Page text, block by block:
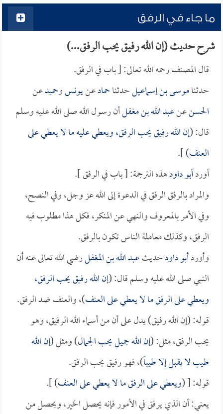
ما جاء في الرفق
شرح حديث (إن الله رفيق يحب الرفق...)
قال المصنف رحمه الله تعالى: [ باب في الرفق.
حدثناموسى بن إسماعيلحدثناحمادعنيونسوحميدعن
الحسنعنعبد الله بن مغفلأن رسول الله صلى الله عليه وسلم
قال: (إن الله رفيق يحب الرفق، ويعطي عليه ما لا يعطي على
العنف) ].
أوردأبو داودهذه الترجمة: [ باب في الرفق ].
والمراد بالرفق الرفق في الدعوة إلى الله عز وجل، وفي النصح،
وفي الأمر بالمعروف والنهي عن المنكر، فكل هذا مطلوب فيه
الرفق، وكذلك معاملة الناس تكون بالرفق.
وأوردأبو داودحديثعبد الله بن المغفلرضي الله تعالى عنه أن
النبي صلى الله عليه وسلم قال: (إن الله رفيق يحب الرفق،
ويعطي على الرفق ما لا يعطي على العنف)، والعنف ضد الرفق.
قوله: (إن الله رفيق) يدل على أن من أسماء الله الرفيق، وهو
يحب الرفق، مثل: (إن الله جميل يحب الجمال) ومثل (إن الله
طيب لا يقبل إلا طيباً)، فهو رفيق يحب الرفق.
قوله: [ (ويعطي على الرفق ما لا يعطي على العنف) ].
يعني: أن الذي يرفق في الأمور فإنه يحصل الخير، ويحصل من